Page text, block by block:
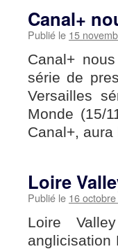
Canal+
Publié le 15
Canal+
série de
Versailles
Monde (15/
Canal+,
Loire
Publié le 16
Loire
anglicisation